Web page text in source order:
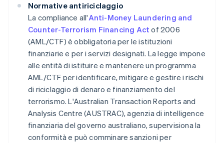
Normative antiriciclaggio
La compliance all'Anti-Money Laundering and
Counter-Terrorism Financing Act of 2006
(AML/CTF) è obbligatoria per le istituzioni
finanziarie e per i servizi designati. La legge impone
alle entità di istituire e mantenere un programma
AML/CTF per identificare, mitigare e gestire i rischi
di riciclaggio di denaro e finanziamento del
terrorismo. L'Australian Transaction Reports and
Analysis Centre (AUSTRAC), agenzia di intelligence
finanziaria del governo australiano, supervisiona la
conformità e può comminare sanzioni per